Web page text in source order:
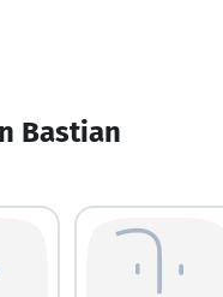
Bastian